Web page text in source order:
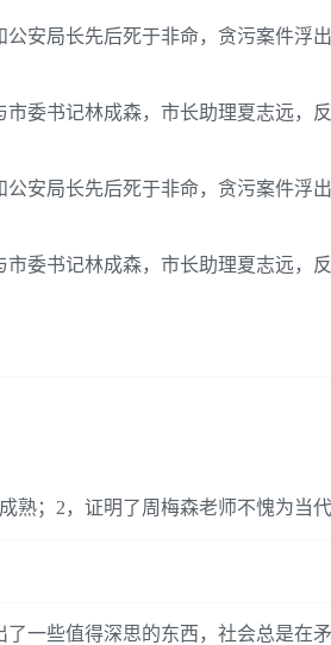
安局长先后死于非命，贪污案件浮
委书记林成森，市长助理夏志远，
安局长先后死于非命，贪污案件浮
委书记林成森，市长助理夏志远，
熟；2，证明了周梅森老师不愧为
一些值得深思的东西，社会总是在